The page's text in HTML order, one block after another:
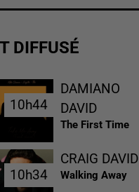
DIFFUSÉ
10h44
10h44
DAMIANO
DAVID
The First Time
10h34
10h34
CRAIG DAVID
Walking Away